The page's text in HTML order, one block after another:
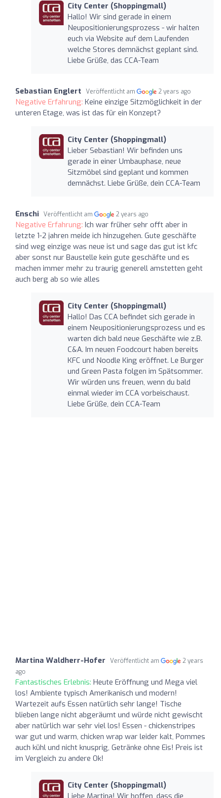
City Center (Shoppingmall)
Hallo! Wir sind gerade in einem
Neupositionierungsprozess - wir halten
euch via Website auf dem Laufenden
welche Stores demnächst geplant sind.
Liebe Grüße, das CCA-Team
Sebastian Englert Veröffentlicht am 2 years ago
Negative Erfahrung: Keine einzige Sitzmöglichkeit in der
unteren Etage, was ist das für ein Konzept?
City Center (Shoppingmall)
Lieber Sebastian! Wir befinden uns
gerade in einer Umbauphase, neue
Sitzmöbel sind geplant und kommen
demnächst. Liebe Grüße, dein CCA-Team
Enschi Veröffentlicht am 2 years ago
Negative Erfahrung: Ich war früher sehr offt aber in
letzte 1-2 jahren meide ich hinzugehen. Gute geschäfte
sind weg einzige was neue ist und sage das gut ist kfc
aber sonst nur Baustelle kein gute geschäfte und es
machen immer mehr zu traurig generell amstetten geht
auch berg ab so wie alles
City Center (Shoppingmall)
Hallo! Das CCA befindet sich gerade in
einem Neupositionierungsprozess und es
warten dich bald neue Geschäfte wie z.B.
C&A. Im neuen Foodcourt haben bereits
KFC und Noodle King eröffnet. Le Burger
und Green Pasta folgen im Spätsommer.
Wir würden uns freuen, wenn du bald
einmal wieder im CCA vorbeischaust.
Liebe Grüße, dein CCA-Team
Martina Waldherr-Hofer Veröffentlicht am
2 years
ago
Fantastisches Erlebnis: Heute Eröffnung und Mega viel
los! Ambiente typisch Amerikanisch und modern!
Wartezeit aufs Essen natürlich sehr lange! Tische
blieben lange nicht abgeräumt und würde nicht gewischt
aber natürlich war sehr viel los! Essen - chickenstripes
war gut und warm, chicken wrap war leider kalt, Pommes
auch kühl und nicht knusprig, Getränke ohne Eis! Preis ist
im Vergleich zu andere Ok!
City Center (Shoppingmall)
Liebe Martina! Wir hoffen, dass die